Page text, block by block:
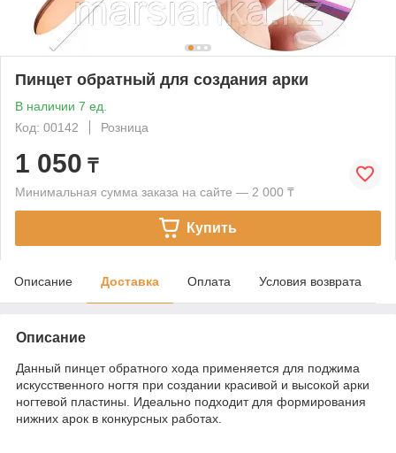
Пинцет обратный для создания арки
В наличии 7 ед.
Код: 00142
Розница
1 050 ₸
Минимальная сумма заказа на сайте — 2 000 ₸
Купить
Описание Доставка Оплата Условия возврата
Описание
Данный пинцет обратного хода применяется для поджима
искусственного ногтя при создании красивой и высокой арки
ногтевой пластины. Идеально подходит для формирования
нижних арок в конкурсных работах.